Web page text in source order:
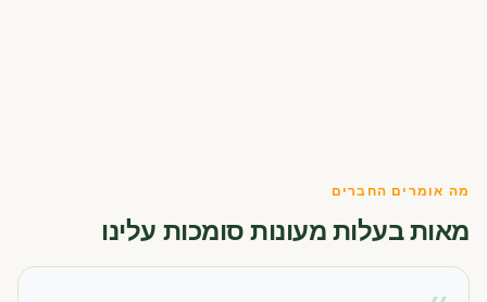
מה אומרים החברים
מאות בעלות מעונות סומכות עלינו